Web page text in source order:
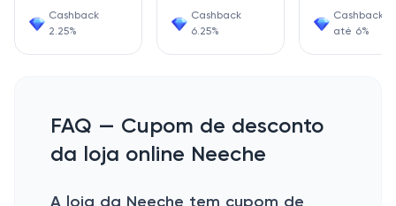
Cashback
2.25%
Cashback
6.25%
Cashback
até 6%
FAQ — Cupom de desconto
da loja online Neeche
A loja da Neeche tem cupom de